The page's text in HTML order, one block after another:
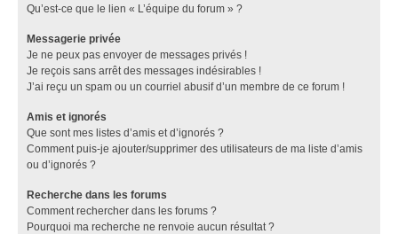
Qu’est-ce que le lien « L’équipe du forum » ?
Messagerie privée
Je ne peux pas envoyer de messages privés !
Je reçois sans arrêt des messages indésirables !
J’ai reçu un spam ou un courriel abusif d’un membre de ce forum !
Amis et ignorés
Que sont mes listes d’amis et d’ignorés ?
Comment puis-je ajouter/supprimer des utilisateurs de ma liste d’amis
ou d’ignorés ?
Recherche dans les forums
Comment rechercher dans les forums ?
Pourquoi ma recherche ne renvoie aucun résultat ?